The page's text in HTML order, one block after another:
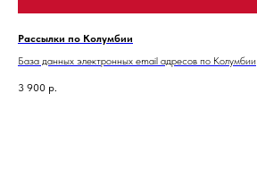
Рассылки по Колумбии
База данных электронных email адресов по Колумбии
3 900 р.